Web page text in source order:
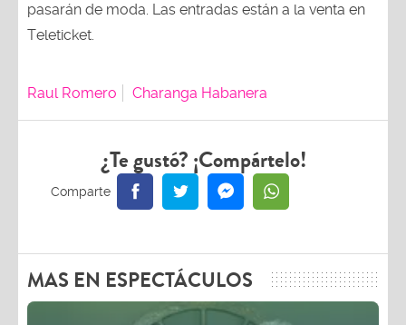
pasarán de moda. Las entradas están a la venta en
Teleticket.
Raul Romero Charanga Habanera
¿Te gustó? ¡Compártelo!
MAS EN ESPECTÁCULOS